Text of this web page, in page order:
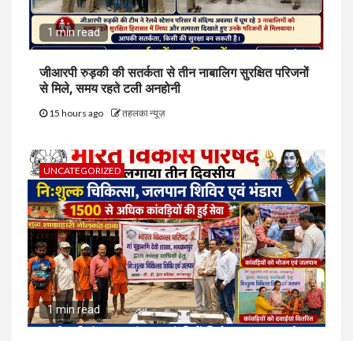
1 min read
जीआरपी रुड़की की सतर्कता से तीन नाबालिग सुरक्षित परिजनों
से मिले, समय रहते टली अनहोनी
15 hours ago तहलका न्यूज़
UNCATEGORIZED
1 min read